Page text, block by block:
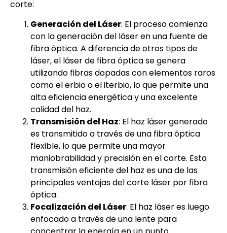
corte:
Generación del Láser: El proceso comienza
con la generación del láser en una fuente de
fibra óptica. A diferencia de otros tipos de
láser, el láser de fibra óptica se genera
utilizando fibras dopadas con elementos raros
como el erbio o el iterbio, lo que permite una
alta eficiencia energética y una excelente
calidad del haz.
Transmisión del Haz: El haz láser generado
es transmitido a través de una fibra óptica
flexible, lo que permite una mayor
maniobrabilidad y precisión en el corte. Esta
transmisión eficiente del haz es una de las
principales ventajas del corte láser por fibra
óptica.
Focalización del Láser: El haz láser es luego
enfocado a través de una lente para